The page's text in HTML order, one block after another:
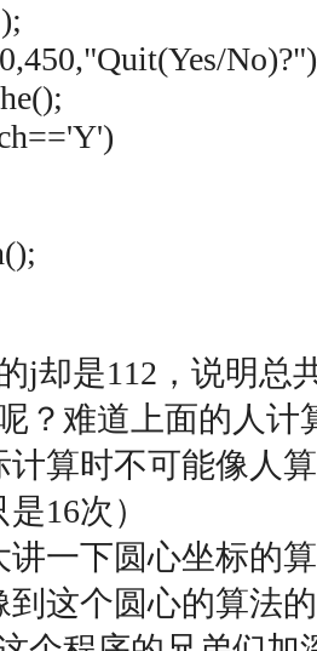
j却是112，说明总
？难道上面的人
计算时不可能像人
16次）
讲一下圆心坐标的
到这个圆心的算法